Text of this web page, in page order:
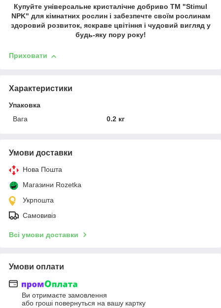
Купуйте універсальне кристалічне добриво ТМ "Stimul
NPK" для кімнатних рослин і забезпечте своїм рослинам
здоровий розвиток, яскраве цвітіння і чудовий вигляд у
будь-яку пору року!
Приховати
Характеристики
Упаковка
Вага
0.2 кг
Умови доставки
Нова Пошта
Магазини Rozetka
Укрпошта
Самовивіз
Всі умови доставки
Умови оплати
Ви отримаєте замовлення
або гроші повернуться на вашу картку